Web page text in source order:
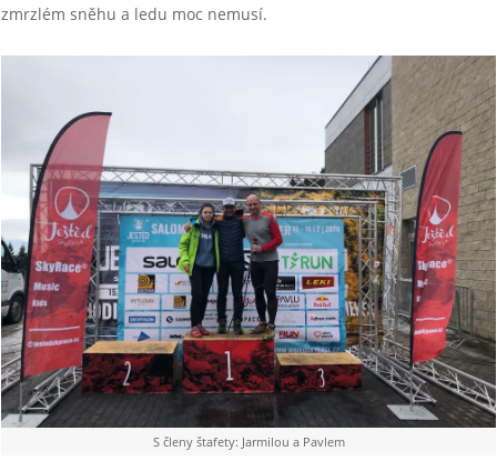
zmrzlém sněhu a ledu moc nemusí.
S členy štafety: Jarmilou a Pavlem